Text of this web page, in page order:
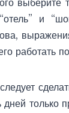
и
работать
только